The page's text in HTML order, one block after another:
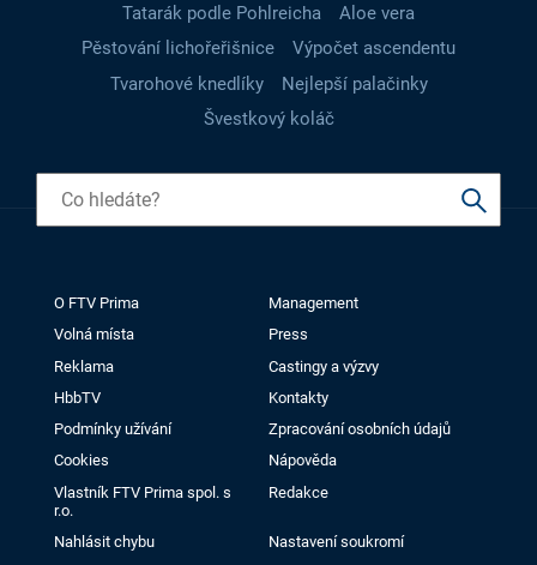
Tatarák podle Pohlreicha
Aloe vera
Pěstování lichořeřišnice
Výpočet ascendentu
Tvarohové knedlíky
Nejlepší palačinky
Švestkový koláč
O FTV Prima
Management
Volná místa
Press
Reklama
Castingy a výzvy
HbbTV
Kontakty
Podmínky užívání
Zpracování osobních údajů
Cookies
Nápověda
Vlastník FTV Prima spol. s
r.o.
Redakce
Nahlásit chybu Nastavení soukromí